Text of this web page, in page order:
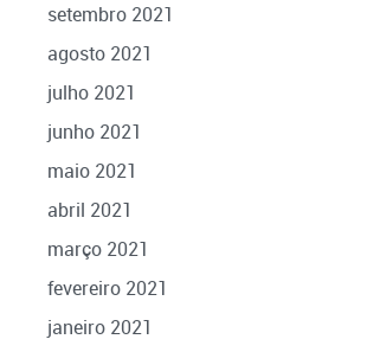
setembro 2021
agosto 2021
julho 2021
junho 2021
maio 2021
abril 2021
março 2021
fevereiro 2021
janeiro 2021